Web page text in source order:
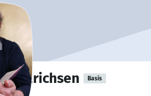
Erichsen Basis